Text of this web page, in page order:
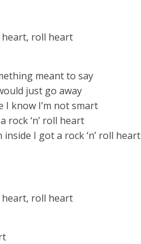
heart, roll heart
meant to say
just go away
I know I’m not smart
rock ‘n’ roll heart
I got a rock ‘n’ roll heart
heart, roll heart